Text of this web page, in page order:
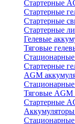
Стартерные
Стартерные
Стартерные
Стартерные
Гелевые
Тяговые
Стартерные
AGM
Тяговые AGM
Стартерные